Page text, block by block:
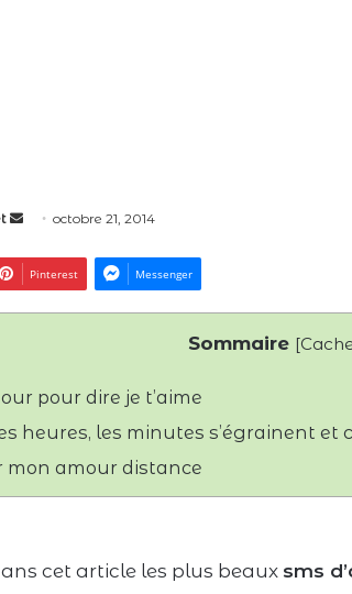
u
n
octobre 21, 2014
Pinterest Messenger
Sommaire [
pour dire je t’aime
heures, les minutes s’égrainent et
mon amour distance
cet article les plus beaux sms